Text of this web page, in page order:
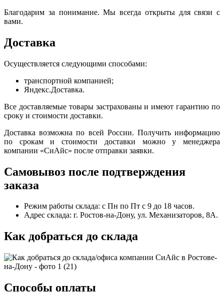
Благодарим за понимание. Мы всегда открыты для связи с
вами.
Доставка
Осуществляется следующими способами:
транспортной компанией;
Яндекс.Доставка.
Все доставляемые товары застрахованы и имеют гарантию по
сроку и стоимости доставки.
Доставка возможна по всей России. Получить информацию
по срокам и стоимости доставки можно у менеджера
компании «СиАйс» после отправки заявки.
Самовывоз после подтверждения
заказа
Режим работы склада: с Пн по Пт с 9 до 18 часов.
Адрес склада: г. Ростов-на-Дону, ул. Механизаторов, 8А.
Как добраться до склада
Способы оплаты